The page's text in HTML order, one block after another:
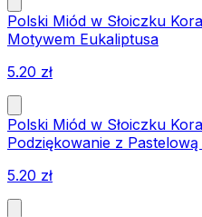
Polski Miód w Słoiczku
Motywem Eukaliptusa
5.20 zł
Polski Miód w Słoiczku
Podziękowanie z Pastelową
5.20 zł